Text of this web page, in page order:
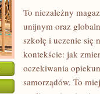
To niezależny
unijnym oraz
szkołę i uczenie się
kontekście: jak
oczekiwania
samorządów. To